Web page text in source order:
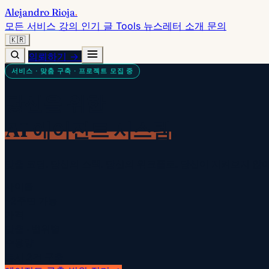
Alejandro Rioja.
모든 서비스 강의 인기 글 Tools 뉴스레터 소개 문의
🇰🇷
의뢰하기 →
서비스 · 맞춤 구축 · 프로젝트 모집 중
AI 에이전트 시스템